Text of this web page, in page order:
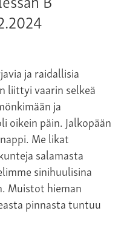
ja raidallisia
liittyi vaarin selkeä
ja
oikein päin. Jalkopään
Me likat
salamasta
sinihuulisina
Muistot hieman
pinnasta tuntuu